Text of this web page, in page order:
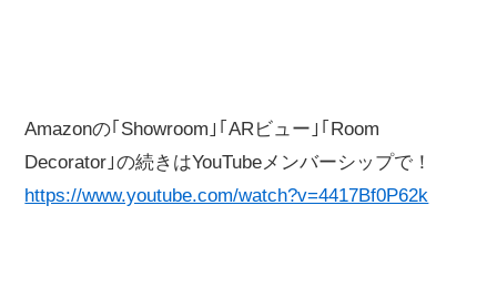
Amazonの｢Showroom｣｢ARビュー｣｢Room
Decorator｣の続きはYouTubeメンバーシップで！
https://www.youtube.com/watch?v=4417Bf0P62k